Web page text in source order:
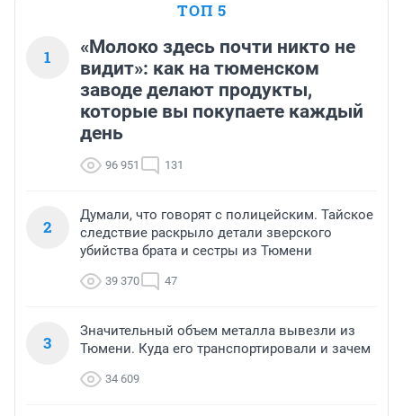
ТОП 5
1
«Молоко здесь почти никто не
видит»: как на тюменском
заводе делают продукты,
которые вы покупаете каждый
день
96 951 131
2
Думали, что говорят с полицейским. Тайское
следствие раскрыло детали зверского
убийства брата и сестры из Тюмени
39 370 47
3
Значительный объем металла вывезли из
Тюмени. Куда его транспортировали и зачем
34 609